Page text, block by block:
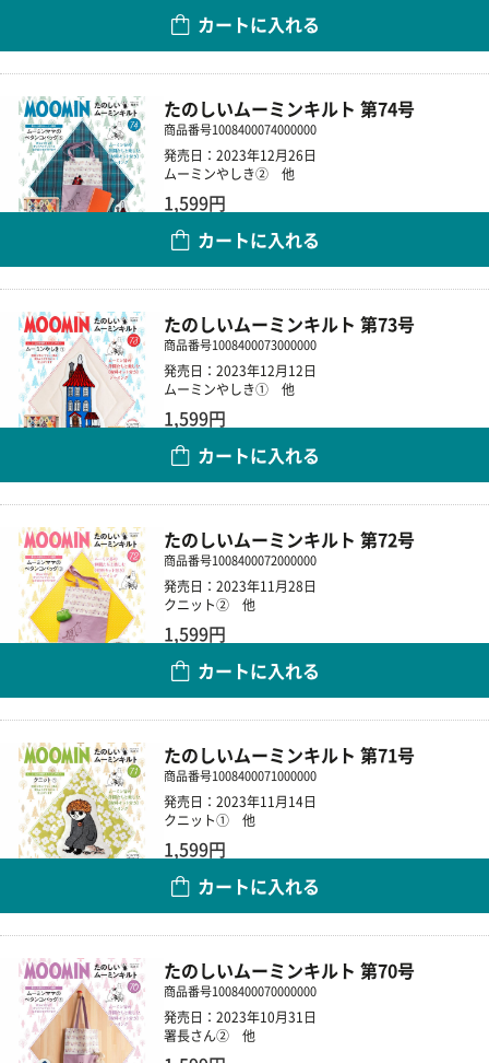
カートに入れる
たのしいムーミンキルト 第74号
商品番号1008400074000000
発売日：2023年12月26日
ムーミンやしき② 他
1,599円
カートに入れる
たのしいムーミンキルト 第73号
商品番号1008400073000000
発売日：2023年12月12日
ムーミンやしき① 他
1,599円
カートに入れる
たのしいムーミンキルト 第72号
商品番号1008400072000000
発売日：2023年11月28日
クニット② 他
1,599円
カートに入れる
たのしいムーミンキルト 第71号
商品番号1008400071000000
発売日：2023年11月14日
クニット① 他
1,599円
カートに入れる
たのしいムーミンキルト 第70号
商品番号1008400070000000
発売日：2023年10月31日
署長さん② 他